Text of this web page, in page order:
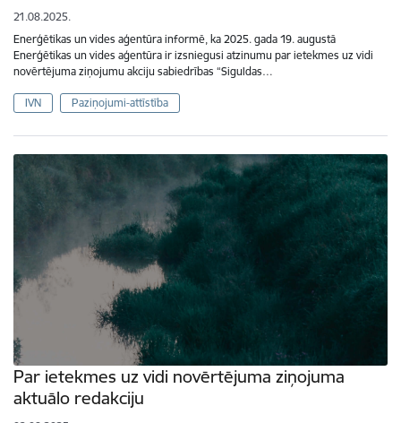
21.08.2025.
Enerģētikas un vides aģentūra informē, ka 2025. gada 19. augustā
Enerģētikas un vides aģentūra ir izsniegusi atzinumu par ietekmes uz vidi
novērtējuma ziņojumu akciju sabiedrības “Siguldas…
IVN Paziņojumi-attīstība
Par ietekmes uz vidi novērtējuma ziņojuma
aktuālo redakciju